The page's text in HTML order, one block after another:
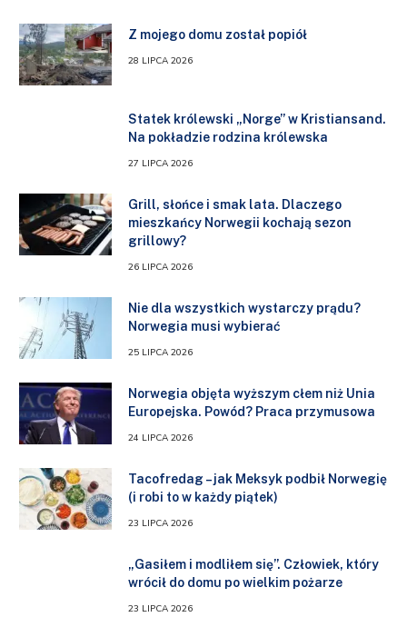
Z mojego domu został popiół
28 LIPCA 2026
Statek królewski „Norge” w Kristiansand.
Na pokładzie rodzina królewska
27 LIPCA 2026
Grill, słońce i smak lata. Dlaczego
mieszkańcy Norwegii kochają sezon
grillowy?
26 LIPCA 2026
Nie dla wszystkich wystarczy prądu?
Norwegia musi wybierać
25 LIPCA 2026
Norwegia objęta wyższym cłem niż Unia
Europejska. Powód? Praca przymusowa
24 LIPCA 2026
Tacofredag – jak Meksyk podbił Norwegię
(i robi to w każdy piątek)
23 LIPCA 2026
„Gasiłem i modliłem się”. Człowiek, który
wrócił do domu po wielkim pożarze
23 LIPCA 2026